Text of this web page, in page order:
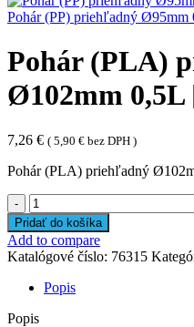
Pohár (PP) priehľadný Ø95mm
Pohár (PLA)
Ø102mm 0,5L
7,26 € ( 5,90 € bez DPH )
Pohár (PLA) priehľadný
množstvo
Pohár
(PLA)
priehľadný
Ø102mm
0,5L
[50
ks]
Pridať do košíka
Add to compare
Katalógové číslo: 76315
Popis
Popis